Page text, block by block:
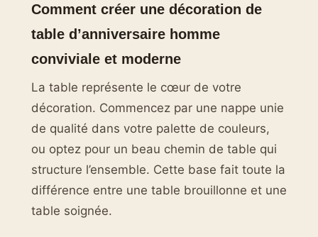
Comment créer une décoration de
table d’anniversaire homme
conviviale et moderne
La table représente le cœur de votre
décoration. Commencez par une nappe unie
de qualité dans votre palette de couleurs,
ou optez pour un beau chemin de table qui
structure l’ensemble. Cette base fait toute la
différence entre une table brouillonne et une
table soignée.